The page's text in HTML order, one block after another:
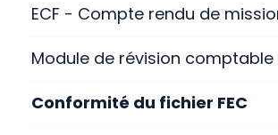
ECF - Compte rendu de
Module de révision comptable
Conformité du fichier FEC